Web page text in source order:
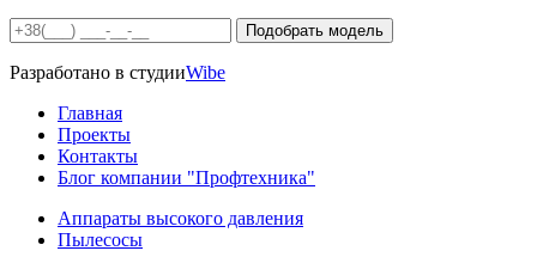
Разработано в студииWibe
Главная
Проекты
Контакты
Блог компании "Профтехника"
Аппараты высокого давления
Пылесосы